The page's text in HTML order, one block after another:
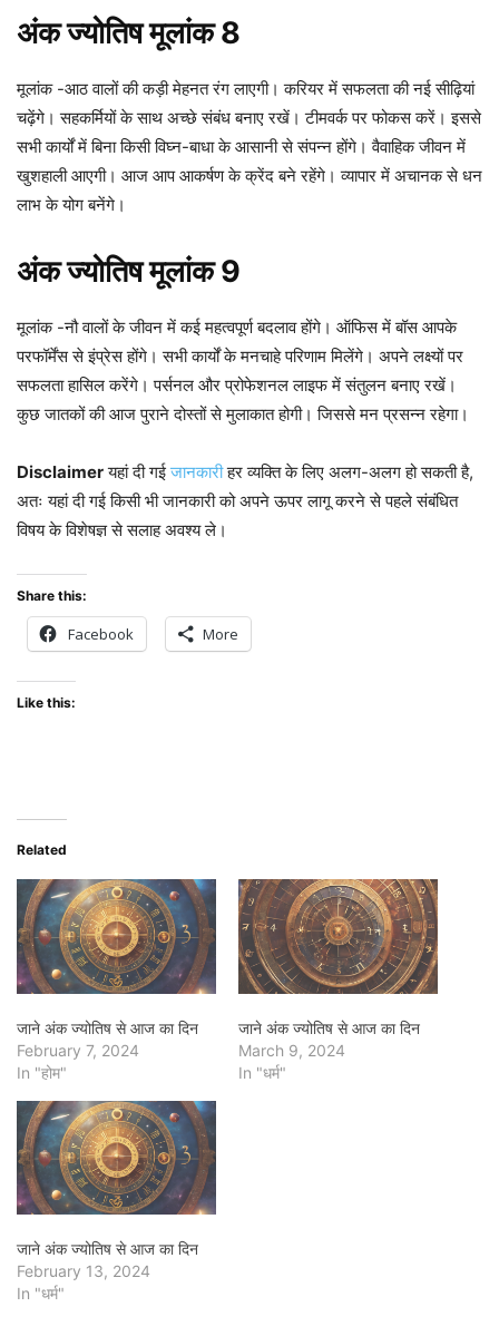
अंक ज्योतिष मूलांक 8
मूलांक -आठ वालों की कड़ी मेहनत रंग लाएगी। करियर में सफलता की नई सीढ़ियां
चढ़ेंगे। सहकर्मियों के साथ अच्छे संबंध बनाए रखें। टीमवर्क पर फोकस करें। इससे
सभी कार्यों में बिना किसी विघ्न-बाधा के आसानी से संपन्न होंगे। वैवाहिक जीवन में
खुशहाली आएगी। आज आप आकर्षण के क्रेंद बने रहेंगे। व्यापार में अचानक से धन
लाभ के योग बनेंगे।
अंक ज्योतिष मूलांक 9
मूलांक -नौ वालों के जीवन में कई महत्वपूर्ण बदलाव होंगे। ऑफिस में बॉस आपके
परफॉर्मेंस से इंप्रेस होंगे। सभी कार्यों के मनचाहे परिणाम मिलेंगे। अपने लक्ष्यों पर
सफलता हासिल करेंगे। पर्सनल और प्रोफेशनल लाइफ में संतुलन बनाए रखें।
कुछ जातकों की आज पुराने दोस्तों से मुलाकात होगी। जिससे मन प्रसन्न रहेगा।
Disclaimerयहां दी गईजानकारीहर व्यक्ति के लिए अलग-अलग हो सकती है,
अतः यहां दी गई किसी भी जानकारी को अपने ऊपर लागू करने से पहले संबंधित
विषय के विशेषज्ञ से सलाह अवश्य ले।
Share this:
Facebook More
Like this:
Related
जाने अंक ज्योतिष से आज का दिन
February 7, 2024
In "होम"
जाने अंक ज्योतिष से आज का दिन
March 9, 2024
In "धर्म"
जाने अंक ज्योतिष से आज का दिन
February 13, 2024
In "धर्म"